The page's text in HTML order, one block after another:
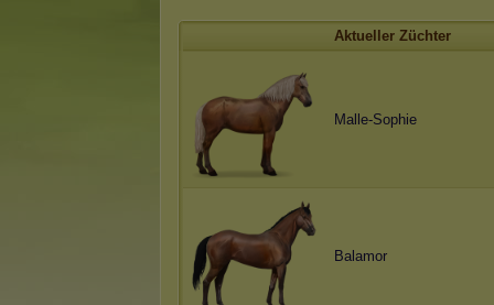
Aktueller Züchter
Malle-Sophie
Balamor